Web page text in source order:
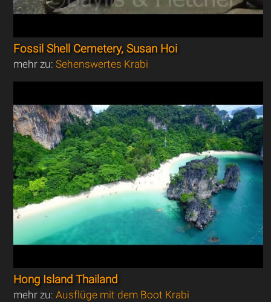
Fossil Shell Cemetery, Susan Hoi
mehr zu:Sehenswertes Krabi
Hong Island Thailand
mehr zu:Ausflüge mit dem Boot Krabi